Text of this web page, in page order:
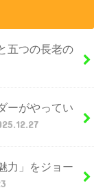
五つの長老の
ーがやってい
力」をジョー